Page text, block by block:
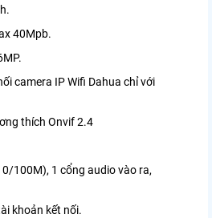
40Mpb.
camera IP Wifi Dahua chỉ với
thích Onvif 2.4
100M), 1 cổng audio vào ra,
khoản kết nối.